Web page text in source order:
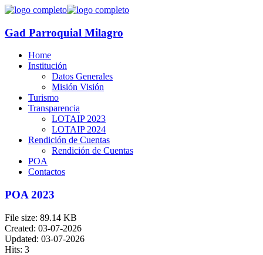
Gad Parroquial Milagro
Home
Institución
Datos Generales
Misión Visión
Turismo
Transparencia
LOTAIP 2023
LOTAIP 2024
Rendición de Cuentas
Rendición de Cuentas
POA
Contactos
POA 2023
File size: 89.14 KB
Created: 03-07-2026
Updated: 03-07-2026
Hits: 3